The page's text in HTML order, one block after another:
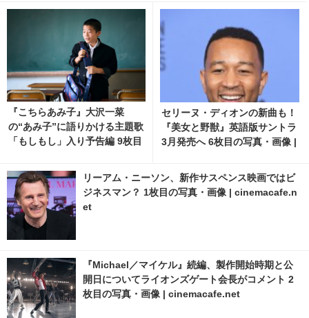
『こちらあみ子』大沢一菜
の“あみ子”に語りかける主題歌
「もしもし」入り予告編 9枚目
t
セリーヌ・ディオンの新曲も！
『美女と野獣』英語版サントラ
3月発売へ 6枚目の写真・画像 |
リーアム・ニーソン、新作サスペンス映画ではビ
ジネスマン？ 1枚目の写真・画像 | cinemacafe.n
et
『Michael／マイケル』続編、製作開始時期と公
開日についてライオンズゲート会長がコメント 2
枚目の写真・画像 | cinemacafe.net